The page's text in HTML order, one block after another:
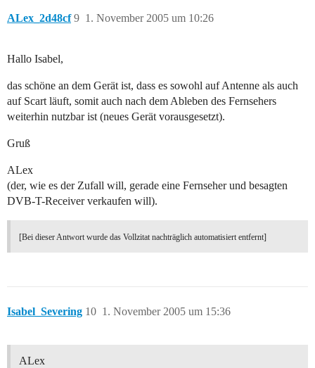
ALex_2d48cf 1. November 2005 um 10:26
9
Hallo Isabel,
das schöne an dem Gerät ist, dass es sowohl auf Antenne als auch
auf Scart läuft, somit auch nach dem Ableben des Fernsehers
weiterhin nutzbar ist (neues Gerät vorausgesetzt).
Gruß
ALex
(der, wie es der Zufall will, gerade eine Fernseher und besagten
DVB-T-Receiver verkaufen will).
[Bei dieser Antwort wurde das Vollzitat nachträglich automatisiert entfernt]
Isabel_Severing 1. November 2005 um 15:36
10
ALex